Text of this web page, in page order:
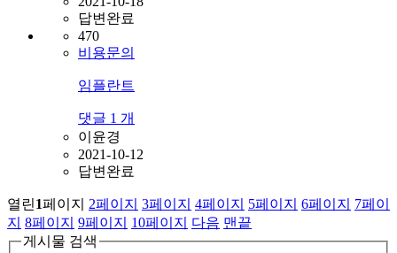
답변완료
470
비용문의
임플란트
댓글 1 개
이윤경
2021-10-12
답변완료
열린1페이지 2페이지 3페이지 4페이지 5페이지 6페이지 7페이
지 8페이지 9페이지 10페이지 다음 맨끝
게시물 검색